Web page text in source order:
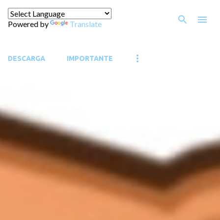
Ir al contenido principal
Powered by
Translate
DESCARGA IMPORTANTE